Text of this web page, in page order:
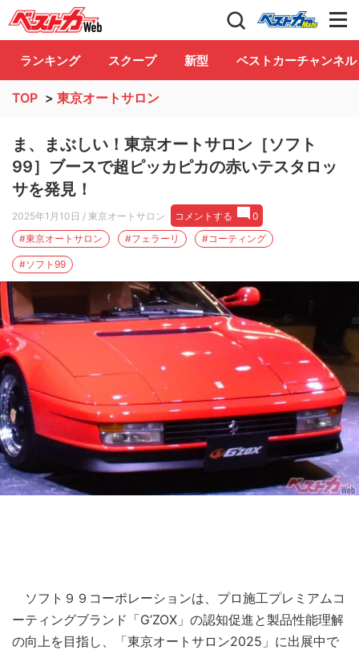
自動車情報誌「ベストカー」 Club
ランキング スクープ 新型 ベストカーチャンネル
TOP > 東京オートサロン
ま、まぶしい！東京オートサロン［ソフト
99］ブースで超ピッカピカの赤いテスタロッ
サを発見！
2025年1月10日 / 東京オートサロン コメントする
0
#東京オートサロン
#フェラーリ #コーティング
#ソフト99
ソフト９９コーポレーションは、プロ施工プレミアムコ
ーティングブランド「G’ZOX」の認知促進と製品性能理解
の向上を目指し、「東京オートサロン2025」に出展中で